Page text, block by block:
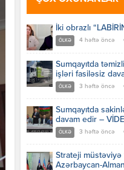
İki obrazlı
ÖLKƏ 4 həftə öncə
Sumqayıtda
işləri fasiləsiz
ÖLKƏ 3 həftə öncə
Sumqayıtda
davam edir –
ÖLKƏ 3 həftə öncə
Strateji
Azərbaycan-